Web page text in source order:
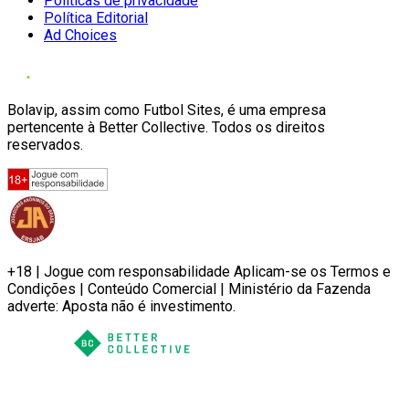
Política Editorial
Ad Choices
Bolavip, assim como Futbol Sites, é uma empresa
pertencente à Better Collective. Todos os direitos
reservados.
+18 | Jogue com responsabilidade Aplicam-se os Termos e
Condições | Conteúdo Comercial | Ministério da Fazenda
adverte: Aposta não é investimento.